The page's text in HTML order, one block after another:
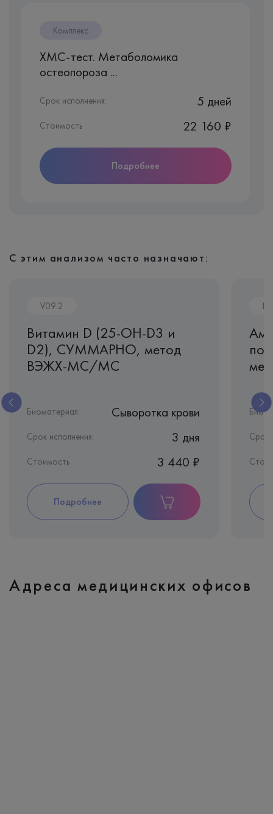
Комплекс
ХМС-тест. Метаболомика
остеопороза ...
Срок исполнения: 5 дней
Стоимость 22 160 ₽
Подробнее
С этим анализом часто назначают:
V09.2
Витамин D (25-OH-D3 и
D2), СУММАРНО, метод
ВЭЖХ-МС/МС
Биоматериал: Сыворотка крови
Срок исполнения: 3 дня
Стоимость 3 440 ₽
Подробнее
Срок
Адреса медицинских офисов